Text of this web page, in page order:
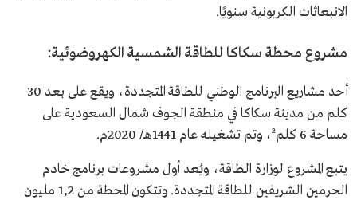
الانبعاثات الكربونية سنويًا.
مشروع محطة سكاكا للطاقة الشمسية الكهروضوئية:
أحد مشاريع البرنامج الوطني للطاقة المتجددة، ويقع على بعد 30
كلم من مدينة سكاكا في منطقة الجوف شمال السعودية على
مساحة 6 كلم²، وتم تشغيله عام 1441هـ/ 2020م.
يتبع المشروع لوزارة الطاقة، ويُعد أول مشروعات برنامج خادم
الحرمين الشريفين للطاقة المتجددة. وتتكون المحطة من 1,2 مليون